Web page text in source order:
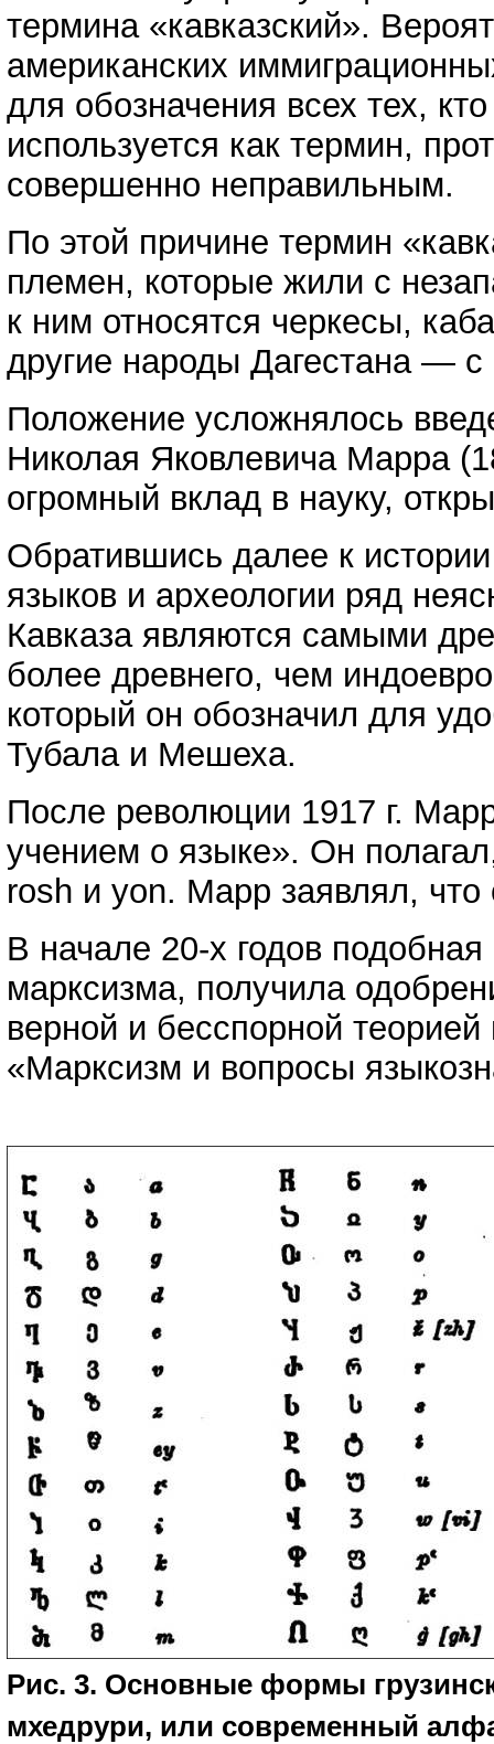
термина «кавказский».
американских
для обозначения всех тех,
используется как термин,
совершенно неправильным.
По этой причине термин
племен, которые жили с
к ним относятся черкесы,
другие народы Дагестана — с
Положение усложнялось
Николая Яковлевича Марра
огромный вклад в науку,
Обратившись далее к
языков и археологии ряд
Кавказа являются самыми
более древнего, чем
который он обозначил для
Тубала и Мешеха.
После революции 1917 г.
учением о языке». Он
rosh и yon. Марр заявлял,
В начале 20-х годов
марксизма, получила
верной и бесспорной
«Марксизм и вопросы
Рис. 3. Основные формы
мхедрури, или современный